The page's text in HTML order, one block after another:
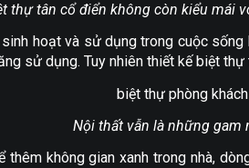
thự tân cổ điển không còn kiểu mái
hoạt và sử dụng trong cuộc
sử dụng. Tuy nhiên thiết kế biệt
Nội thất vẫn là những gam
thêm không gian xanh trong nhà,